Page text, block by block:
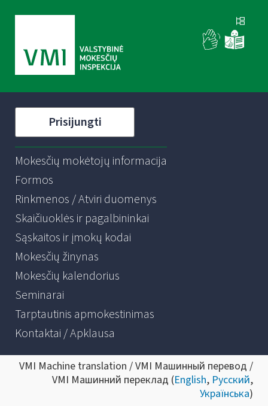
Prisijungti
Mokesčių mokėtojų informacija
Formos
Rinkmenos / Atviri duomenys
Skaičiuoklės ir pagalbininkai
Sąskaitos ir įmokų kodai
Mokesčių žinynas
Mokesčių kalendorius
Seminarai
Tarptautinis apmokestinimas
Kontaktai / Apklausa
VMI Machine translation / VMI Машинный перевод /
VMI Машинний переклад (English, Русский,
Українська)